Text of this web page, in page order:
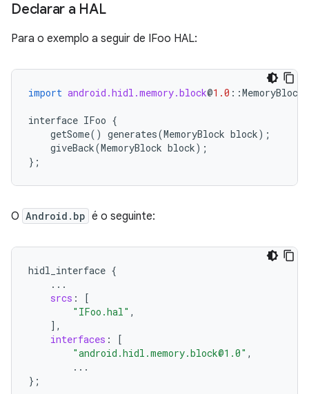
Declarar a HAL
Para o exemplo a seguir de IFoo HAL:
import android.hidl.memory.block@1.0 ::MemoryBlock
interface IFoo {
getSome() generates(MemoryBlock block);
giveBack(MemoryBlock block);
};
O Android.bp é o seguinte:
hidl_interface {
...
srcs :
[
"IFoo.hal" ,
],
interfaces :
[
"android.hidl.memory.block@1.0" ,
...
};